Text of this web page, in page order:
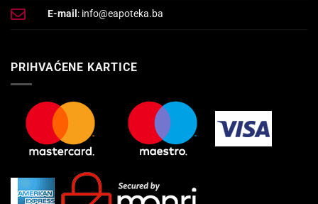
E-mail : info@eapoteka.ba
PRIHVAĆENE KARTICE